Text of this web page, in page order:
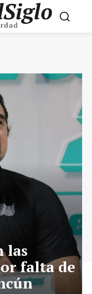
las
falta de